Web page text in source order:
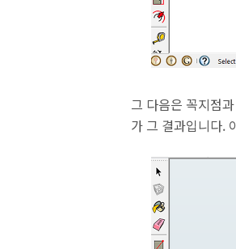
그 다음은 꼭지점
가 그 결과입니다.